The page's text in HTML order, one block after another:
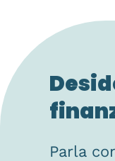
Parla